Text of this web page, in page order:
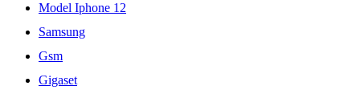
Model Iphone 12
Samsung
Gsm
Gigaset